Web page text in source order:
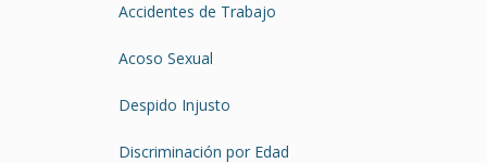
Accidentes de Trabajo
Acoso Sexual
Despido Injusto
Discriminación por Edad